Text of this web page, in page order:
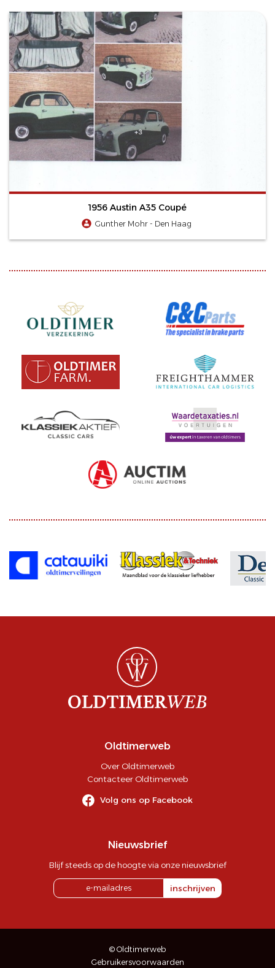
1956 Austin A35 Coupé
Gunther Mohr - Den Haag
Oldtimerweb
Over Oldtimerweb
Contacteer Oldtimerweb
Volg ons op Facebook
Nieuwsbrief
Blijf steeds op de hoogte via onze nieuwsbrief
inschrijven
© Oldtimerweb
Gebruikersvoorwaarden